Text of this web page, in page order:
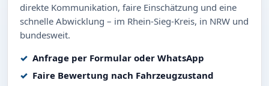
direkte Kommunikation, faire Einschätzung und eine
schnelle Abwicklung – im Rhein-Sieg-Kreis, in NRW und
bundesweit.
Anfrage per Formular oder WhatsApp
Faire Bewertung nach Fahrzeugzustand